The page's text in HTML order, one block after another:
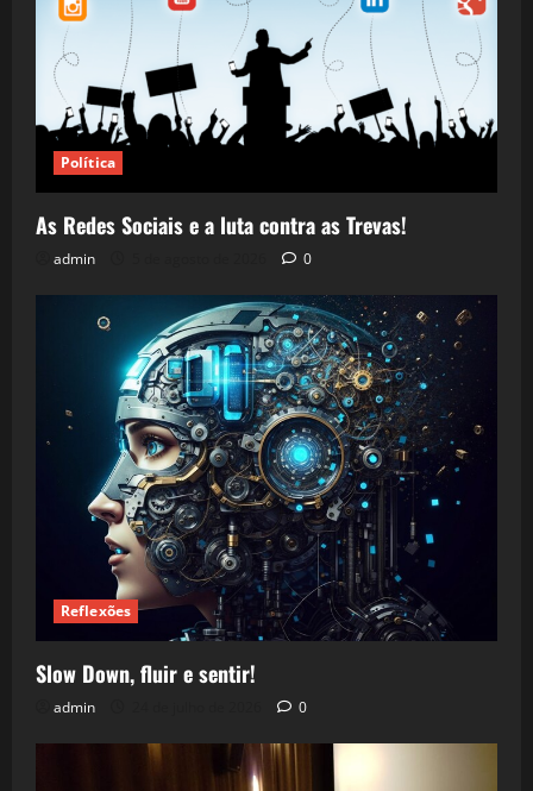
Política
As Redes Sociais e a luta contra as Trevas!
admin 0
Reflexões
Slow Down, fluir e sentir!
admin 0